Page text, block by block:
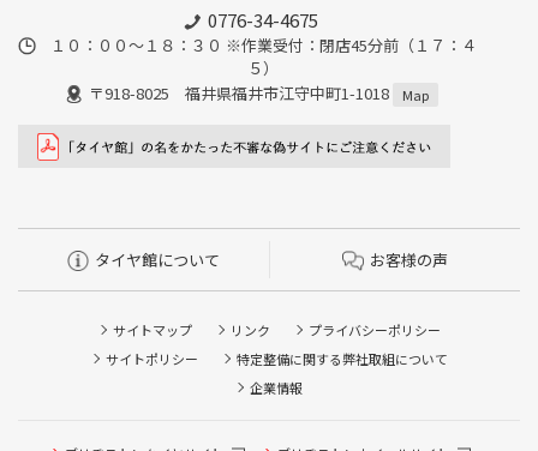
0776-34-4675
１０：００～１８：３０ ※作業受付：閉店45分前（１７：４
５）
〒918-8025 福井県福井市江守中町1-1018
Map
タイヤ館について お客様の声
サイトマップ リンク
プライバシーポリシー
サイトポリシー
特定整備に関する弊社取組について
企業情報